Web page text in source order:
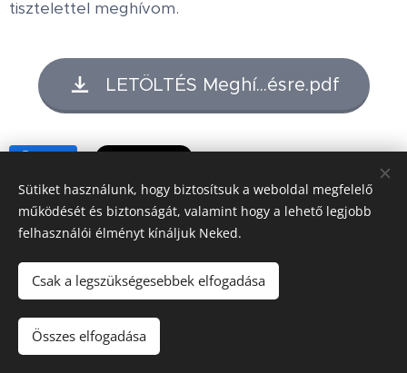
tisztelettel meghívom.
LETÖLTÉS Meghí...ésre.pdf
Honlap tulajdonos:Hédervár Község Önkormányzata
Adatvédelmi tájékoztató
Készítő:Mészáros Bott Boglárka
Domain:SZIGETKÖZ.NET Kft.
Sütiket használunk, hogy biztosítsuk a weboldal megfelelő
működését és biztonságát, valamint hogy a lehető legjobb
felhasználói élményt kínáljuk Neked.
Csak a legszükségesebbek elfogadása
Összes elfogadása